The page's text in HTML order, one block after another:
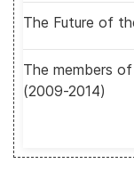
The Future of
The members
(2009-2014)